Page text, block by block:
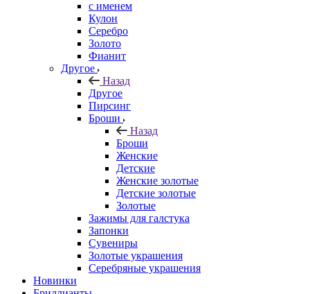
с именем
Кулон
Серебро
Золото
Фианит
Другое
Назад
Другое
Пирсинг
Броши
Назад
Броши
Женские
Детские
Женские золотые
Детские золотые
Золотые
Зажимы для галстука
Запонки
Сувениры
Золотые украшения
Серебряные украшения
Новинки